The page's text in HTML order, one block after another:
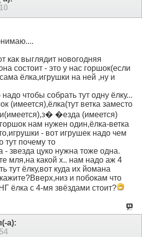
как выглядит новогодняя
состоит - это у нас горшок(если
ёлка,игрушки на ней ,ну и
чтобы собрать тут одну ёлку...
(имеется),ёлка(тут ветка заместо
�езда (имеется)
нам нужен один,ёлка-ветка
- вот игрушек надо чем
тут почему то
- звезда цуко нужна тоже одна.
мля,на какой х.. нам надо аж 4
тут ёлку,вот куда их йомана
и побокам что
ёлка с 4-мя звёздами стоит?
а):